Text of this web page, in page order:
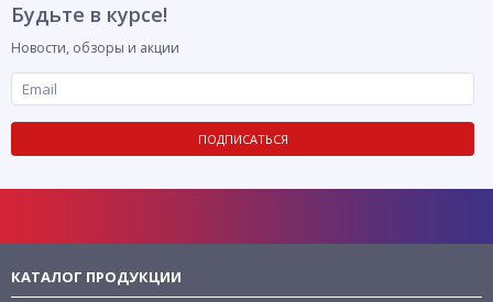
Будьте в курсе!
Новости, обзоры и акции
ПОДПИСАТЬСЯ
КАТАЛОГ ПРОДУКЦИИ